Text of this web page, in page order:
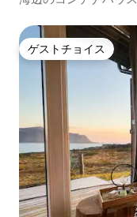
ゲストチョイス
ゲストチョイス